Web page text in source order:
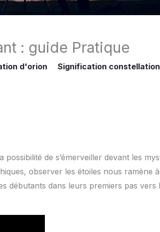
: guide Pratique
d'orion
Signification constellation
de s’émerveiller devant les
observer les étoiles nous ramène
débutants dans leurs premiers pas vers